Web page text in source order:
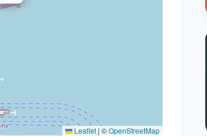
Leaflet | ©OpenStreetMap